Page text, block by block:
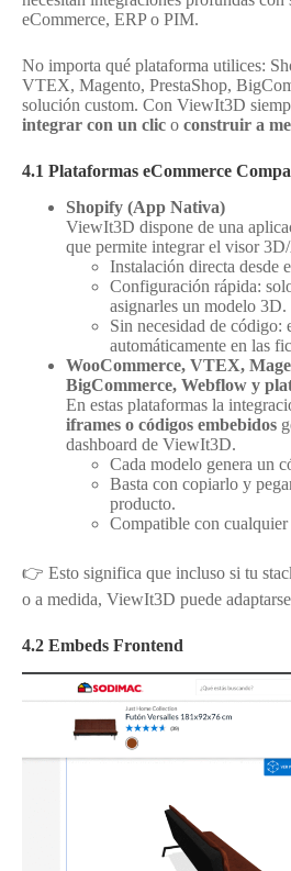
eCommerce, ERP o PIM.
No importa qué plataforma utilices:
VTEX, Magento, PrestaShop,
solución custom. Con ViewIt3D
integrar con un clic o construir a
4.1 Plataformas eCommerce
Shopify (App Nativa)
ViewIt3D dispone de una
que permite integrar el visor
Instalación directa desde
Configuración rápida:
asignarles un modelo 3D.
Sin necesidad de código:
automáticamente en las
WooCommerce, VTEX,
BigCommerce, Webflow y
En estas plataformas la
iframes o códigos embebidos
dashboard de ViewIt3D.
Cada modelo genera un
Basta con copiarlo y
producto.
Compatible con
👉 Esto significa que incluso si tu
o a medida, ViewIt3D puede
4.2 Embeds Frontend